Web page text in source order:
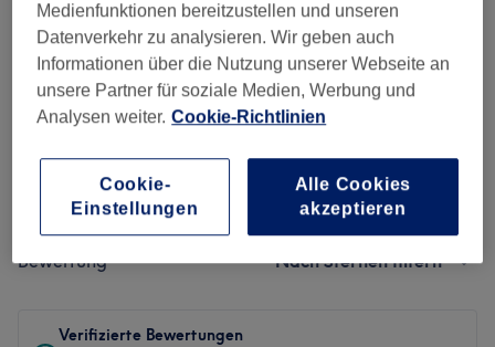
Service
Behandlung Alle Bewertungen
Bewertung Nach Sternen filtern
Verifizierte Bewertungen
Medienfunktionen bereitzustellen und unseren
Datenverkehr zu analysieren. Wir geben auch
Informationen über die Nutzung unserer Webseite an
unsere Partner für soziale Medien, Werbung und
Analysen weiter. Cookie-Richtlinien
Cookie-
Einstellungen
Alle Cookies
akzeptieren